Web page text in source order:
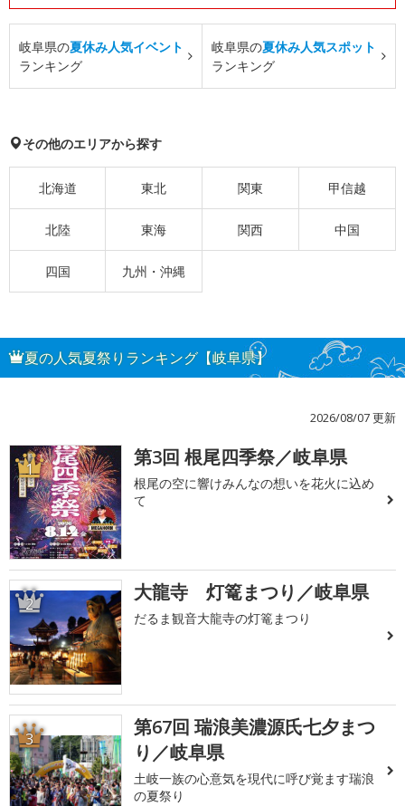
岐阜県の夏休み人気イベント
ランキング
岐阜県の夏休み人気スポット
ランキング
その他のエリアから探す
北海道 東北 関東 甲信越
北陸 東海 関西 中国
四国 九州・沖縄
夏の人気夏祭りランキング【岐阜県】
2026/08/07 更新
1 第3回 根尾四季祭／岐阜県
根尾の空に響けみんなの想いを花火に込め
て
2 大龍寺 灯篭まつり／岐阜県
だるま観音大龍寺の灯篭まつり
3
第67回 瑞浪美濃源氏七夕まつ
り／岐阜県
土岐一族の心意気を現代に呼び覚ます瑞浪
の夏祭り